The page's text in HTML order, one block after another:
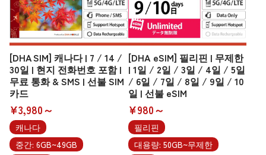
[DHA SIM] 캐나다 | 7 / 14 /
30일 | 현지 전화번호 포함 |
무료 통화 & SMS | 선불 SIM
카드
¥3,980～
캐나다
중간: 6GB~49GB
[DHA eSIM] 필리핀 | 무제한
| 1일 / 2일 / 3일 / 4일 / 5일
/ 6일 / 7일 / 8일 / 9일 / 10
일 | 선불 eSIM
¥980～
필리핀
대용량: 50GB~무제한